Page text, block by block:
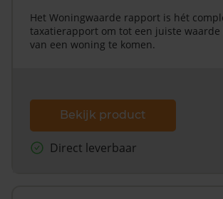
Het Woningwaarde rapport is hét
taxatierapport om tot een juiste
van een woning te komen.
Bekijk product
Direct leverbaar